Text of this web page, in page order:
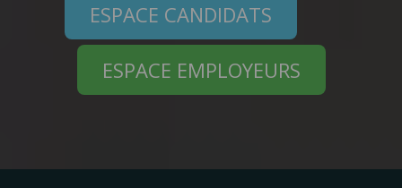
ESPACE CANDIDATS
ESPACE EMPLOYEURS